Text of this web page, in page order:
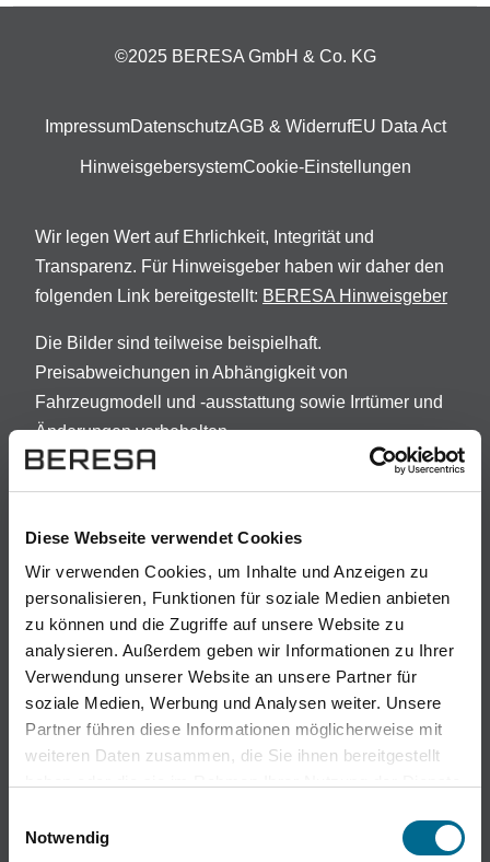
Diese Webseite verwendet Cookies
Wir verwenden Cookies, um Inhalte und Anzeigen zu
personalisieren, Funktionen für soziale Medien anbieten
zu können und die Zugriffe auf unsere Website zu
analysieren. Außerdem geben wir Informationen zu Ihrer
Verwendung unserer Website an unsere Partner für
soziale Medien, Werbung und Analysen weiter. Unsere
Partner führen diese Informationen möglicherweise mit
weiteren Daten zusammen, die Sie ihnen bereitgestellt
Cookies, wenn Sie unsere Webseite weiterhin nutzen.
Notwendig
©2025 BERESA GmbH & Co. KG
ImpressumDatenschutzAGB & WiderrufEU Data Act
HinweisgebersystemCookie-Einstellungen
Wir legen Wert auf Ehrlichkeit, Integrität und
Transparenz. Für Hinweisgeber haben wir daher den
folgenden Link bereitgestellt: BERESA Hinweisgeber
Die Bilder sind teilweise beispielhaft.
Preisabweichungen in Abhängigkeit von
Fahrzeugmodell und -ausstattung sowie Irrtümer und
Änderungen vorbehalten.
Darlehensgeber: Openbank Deutschland AG ,
Vorstehende Angaben stellen zugleich das 2/3-
Beispiel nach § 17 Abs. 4 PAngV dar. Bonität
vorausgesetzt. Die Vorab-Kreditwürdigkeitsprüfung ist
ein kostenloser Service der Santander Consumer
Bank AG. Die Finanzierungsrate berücksichtigt eine
Laufzeit von min. 60 Monaten, eine Laufleistung von
10.000 km/Jahr und eine Schlussrate die mit
individuellen Optionen verändert werden kann.
(E)Die Höhe des gewährten Preisvorteils ist
enthalten.